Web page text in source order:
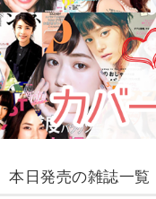
本日発売の雑誌一覧